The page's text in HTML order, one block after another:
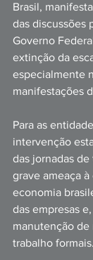
Brasil,
das discussões
Governo
extinção da
especialmente
manifestações
Para as
intervenção
das jornadas
grave ameaça
economia
das empresas
manutenção de
trabalho formais.